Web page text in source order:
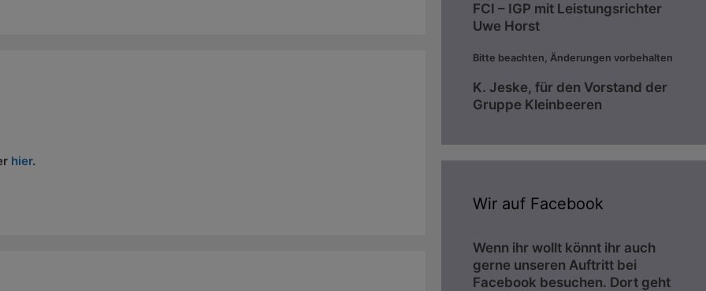
hier.
FCI – IGP mit Leistungsrichter
Uwe Horst
Bitte beachten, Änderungen vorbehalten
K. Jeske, für den Vorstand der
Gruppe Kleinbeeren
Wir auf Facebook
Wenn ihr wollt könnt ihr auch
gerne unseren Auftritt bei
Facebook besuchen. Dort geht